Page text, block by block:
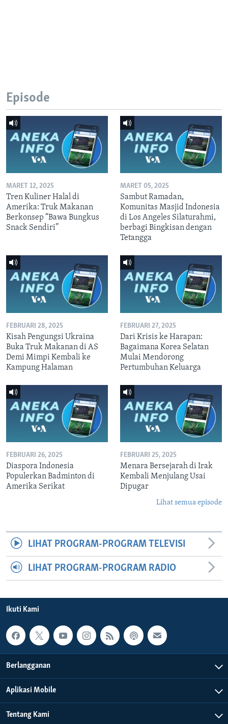
Episode
MARET 12, 2025
Tren Kuliner Halal di
Amerika: Truk Makanan
Berkonsep “Bawa Bungkus
Snack Sendiri”
MARET 05, 2025
Sambut Ramadan,
Komunitas Masjid Indonesia
di Los Angeles Silaturahmi,
berbagi Bingkisan dengan
Tetangga
FEBRUARI 28, 2025
Kisah Pengungsi Ukraina
Buka Truk Makanan di AS
Demi Mimpi Kembali ke
Kampung Halaman
FEBRUARI 27, 2025
Dari Krisis ke Harapan:
Bagaimana Korea Selatan
Mulai Mendorong
Pertumbuhan Keluarga
FEBRUARI 26, 2025
Diaspora Indonesia
Populerkan Badminton di
Amerika Serikat
FEBRUARI 25, 2025
Menara Bersejarah di Irak
Kembali Menjulang Usai
Dipugar
Lihat semua episode
LIHAT PROGRAM-PROGRAM TELEVISI
LIHAT PROGRAM-PROGRAM RADIO
Ikuti Kami
Berlangganan
Aplikasi Mobile
Tentang Kami